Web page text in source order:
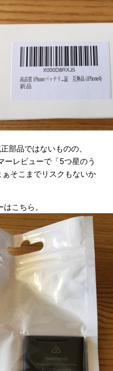
部品ではないものの、
レビューで「5つ星のう
そこまでリスクもないか
こちら。